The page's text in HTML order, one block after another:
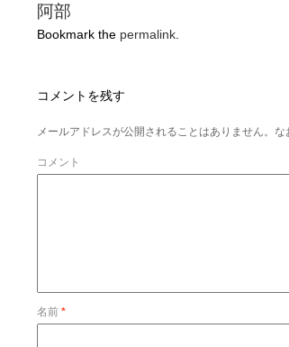
阿部
Bookmark the permalink
コメントを残す
メールアドレスが公開されることはありません。な
コメント
名前 *